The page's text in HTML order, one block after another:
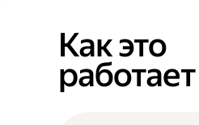
Как это
работает